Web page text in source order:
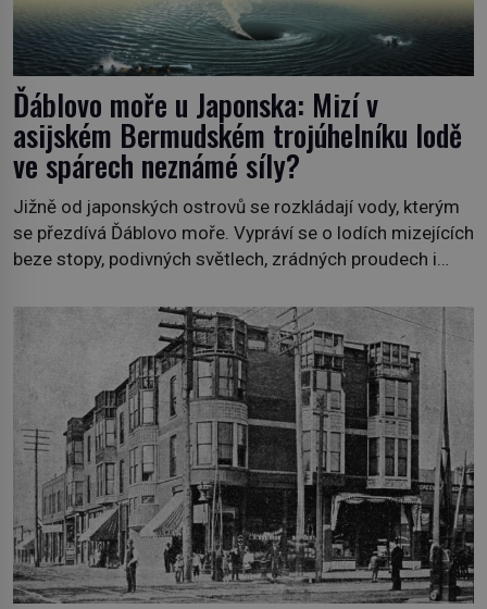
Ďáblovo moře u Japonska: Mizí v
asijském Bermudském trojúhelníku lodě
ve spárech neznámé síly?
Jižně od japonských ostrovů se rozkládají vody, kterým
se přezdívá Ďáblovo moře. Vypráví se o lodích mizejících
beze stopy, podivných světlech, zrádných proudech i
dávných legendách. Je tichomořský Dračí trojúhelník
skutečně prokletým místem, nebo se zde jen
nebezpečná příroda proměnila v jednu z
nejpůsobivějších námořních záhad? […]